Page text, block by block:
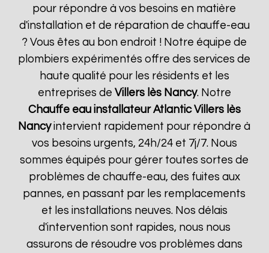
pour répondre à vos besoins en matière
d'installation et de réparation de chauffe-eau
? Vous êtes au bon endroit ! Notre équipe de
plombiers expérimentés offre des services de
haute qualité pour les résidents et les
entreprises de Villers lès Nancy. Notre
Chauffe eau installateur Atlantic Villers lès
Nancyintervient rapidement pour répondre à
vos besoins urgents, 24h/24 et 7j/7. Nous
sommes équipés pour gérer toutes sortes de
problèmes de chauffe-eau, des fuites aux
pannes, en passant par les remplacements
et les installations neuves. Nos délais
d'intervention sont rapides, nous nous
assurons de résoudre vos problèmes dans